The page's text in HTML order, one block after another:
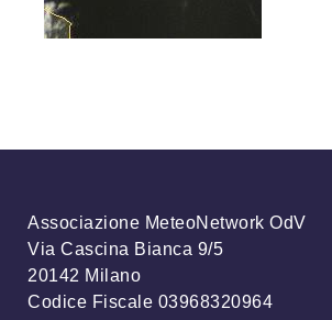
Associazione MeteoNetwork OdV
Via Cascina Bianca 9/5
20142 Milano
Codice Fiscale 03968320964